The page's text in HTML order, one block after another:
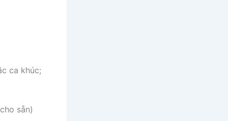
ca khúc;
sẵn)